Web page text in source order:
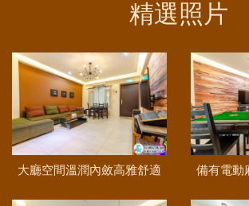
精選照片
大廳空間溫潤內斂高雅舒適
備有電動